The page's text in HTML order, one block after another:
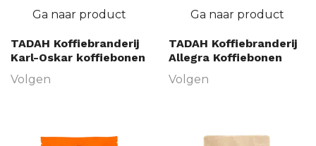
Ga naar product
TADAH Koffiebranderij
Karl-Oskar koffiebonen
Volgen
Ga naar product
TADAH Koffiebranderij
Allegra Koffiebonen
Volgen